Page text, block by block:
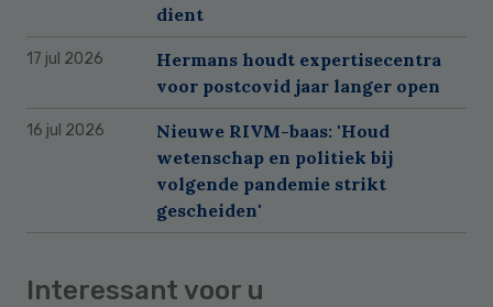
dient
17 jul 2026
Hermans houdt expertisecentra
voor postcovid jaar langer open
16 jul 2026
Nieuwe RIVM-baas: 'Houd
wetenschap en politiek bij
volgende pandemie strikt
gescheiden'
Interessant voor u